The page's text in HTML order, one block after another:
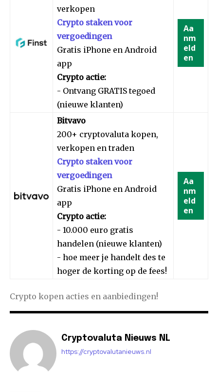
verkopen
Crypto staken voor
vergoedingen
Gratis iPhone en Android
app
Crypto actie:
- Ontvang GRATIS tegoed
(nieuwe klanten)
Aa
nm
eld
en
Bitvavo
200+ cryptovaluta kopen,
verkopen en traden
Crypto staken voor
vergoedingen
Gratis iPhone en Android
app
Crypto actie:
- 10.000 euro gratis
handelen (nieuwe klanten)
- hoe meer je handelt des te
hoger de korting op de fees!
Aa
nm
eld
en
Crypto kopen acties en aanbiedingen!
Cryptovaluta Nieuws NL
https://cryptovalutanieuws.nl